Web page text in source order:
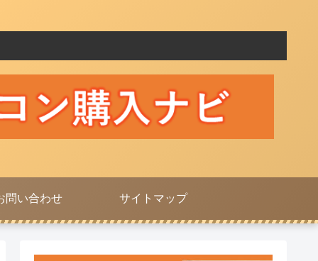
問い合わせ サイトマップ